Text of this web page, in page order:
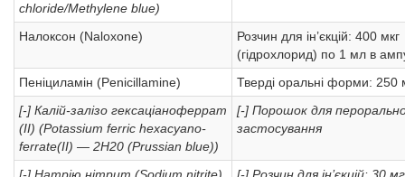
chloride/Methylene blue)
Налоксон (Naloxone)
Розчин для ін’єкцій: 400 мкг
(гідрохлорид) по 1 мл в
Пеніциламін (Penicillamine)
Тверді оральні форми: 250
[-] Калій-залізо гексаціаноферрат
(ІІ) (Potassium ferric hexacyano-
ferrate(II) — 2H20 (Prussian blue))
[-] Порошок для
застосування